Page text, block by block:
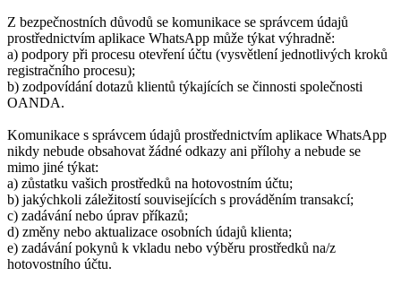
Z bezpečnostních důvodů se komunikace se správcem údajů
prostřednictvím aplikace WhatsApp může týkat výhradně:
a) podpory při procesu otevření účtu (vysvětlení jednotlivých kroků
registračního procesu);
b) zodpovídání dotazů klientů týkajících se činnosti společnosti
OANDA.
Komunikace s správcem údajů prostřednictvím aplikace WhatsApp
nikdy nebude obsahovat žádné odkazy ani přílohy a nebude se
mimo jiné týkat:
a) zůstatku vašich prostředků na hotovostním účtu;
b) jakýchkoli záležitostí souvisejících s prováděním transakcí;
c) zadávání nebo úprav příkazů;
d) změny nebo aktualizace osobních údajů klienta;
e) zadávání pokynů k vkladu nebo výběru prostředků na/z
hotovostního účtu.